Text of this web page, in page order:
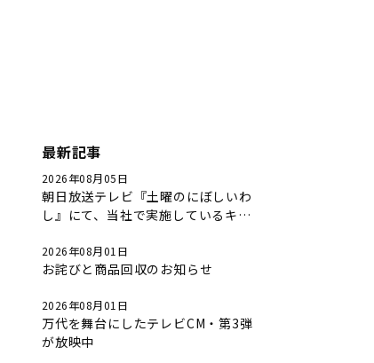
最新記事
2026年08月05日
朝日放送テレビ『土曜のにぼしいわ
し』にて、当社で実施しているキャ
2026年08月01日
お詫びと商品回収のお知らせ
2026年08月01日
万代を舞台にしたテレビCM・第3弾
が放映中